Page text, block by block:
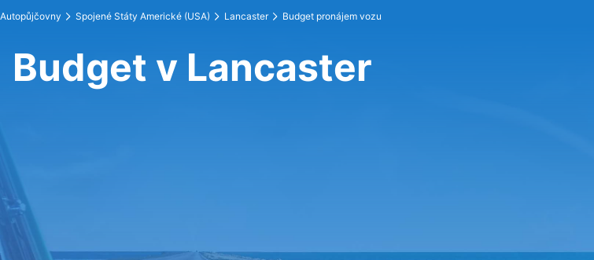
Autopůjčovny Spojené Státy Americké (USA) Lancaster Budget pronájem vozu
Budget v Lancaster